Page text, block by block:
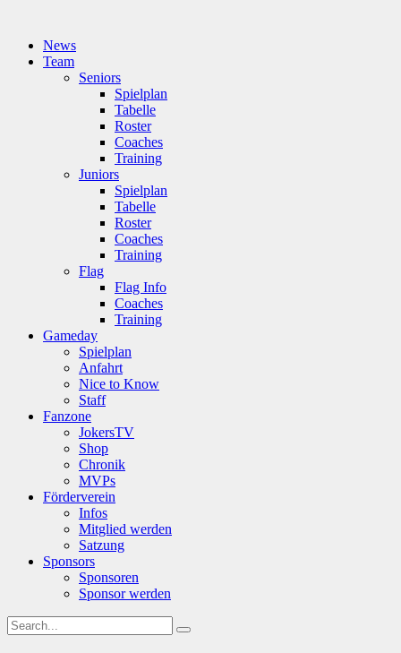
News
Team
Seniors
Spielplan
Tabelle
Roster
Coaches
Training
Juniors
Spielplan
Tabelle
Roster
Coaches
Training
Flag
Flag Info
Coaches
Training
Gameday
Spielplan
Anfahrt
Nice to Know
Staff
Fanzone
JokersTV
Shop
Chronik
MVPs
Förderverein
Infos
Mitglied werden
Satzung
Sponsors
Sponsoren
Sponsor werden